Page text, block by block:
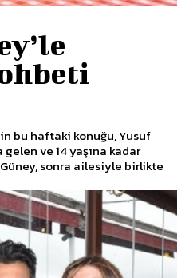
bu haftaki konuğu, Yusuf
sonra ailesiyle birlikte